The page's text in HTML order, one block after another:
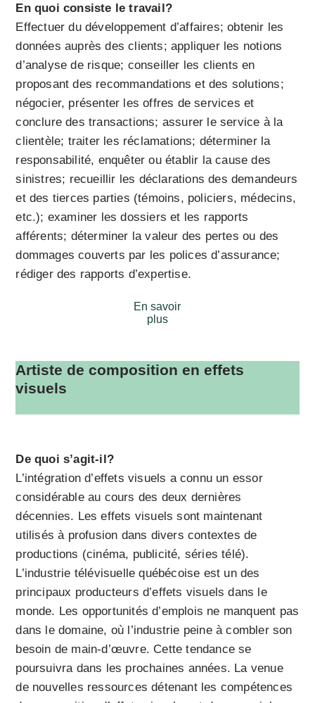
En quoi consiste le travail?
Effectuer du développement d’affaires; obtenir les
données auprès des clients; appliquer les notions
d’analyse de risque; conseiller les clients en
proposant des recommandations et des solutions;
négocier, présenter les offres de services et
conclure des transactions; assurer le service à la
clientèle; traiter les réclamations; déterminer la
responsabilité, enquêter ou établir la cause des
sinistres; recueillir les déclarations des demandeurs
et des tierces parties (témoins, policiers, médecins,
etc.); examiner les dossiers et les rapports
afférents; déterminer la valeur des pertes ou des
dommages couverts par les polices d’assurance;
rédiger des rapports d’expertise.
En savoir
plus
Artiste de composition en effets
visuels
De quoi s’agit-il?
L’intégration d’effets visuels a connu un essor
considérable au cours des deux dernières
décennies. Les effets visuels sont maintenant
utilisés à profusion dans divers contextes de
productions (cinéma, publicité, séries télé).
L’industrie télévisuelle québécoise est un des
principaux producteurs d’effets visuels dans le
monde. Les opportunités d’emplois ne manquent pas
dans le domaine, où l’industrie peine à combler son
besoin de main-d’œuvre. Cette tendance se
poursuivra dans les prochaines années. La venue
de nouvelles ressources détenant les compétences